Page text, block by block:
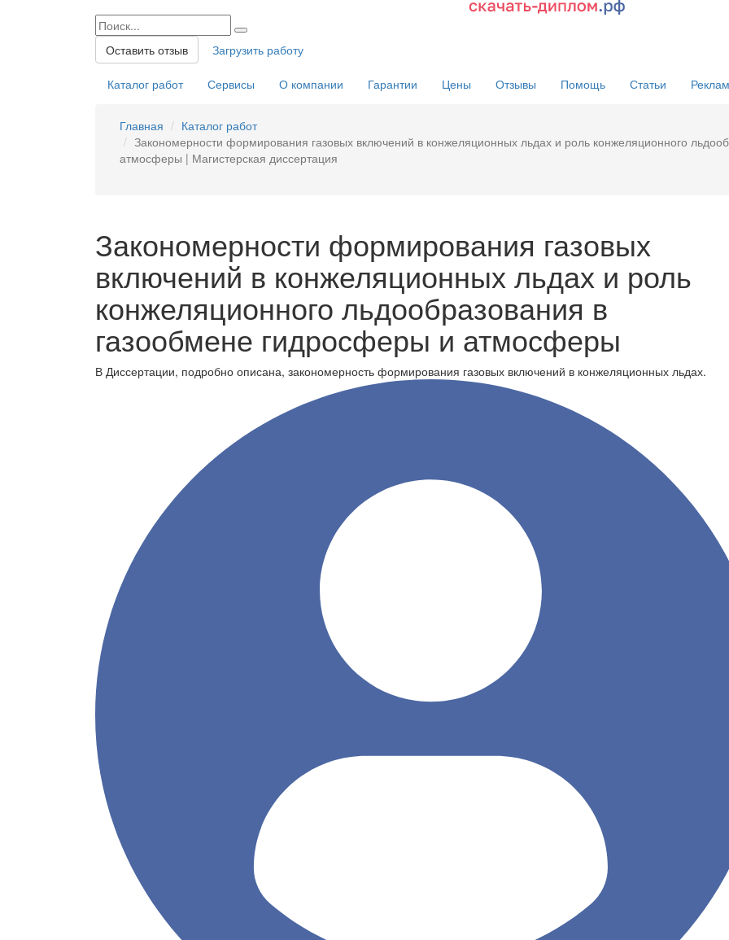
Оставить отзыв Загрузить работу
Каталог работ Сервисы О компании Гарантии Цены Отзывы Помощь Статьи
Главная
Каталог работ
Закономерности формирования газовых включений в конжеляционных льдах и роль конжеляционного
атмосферы | Магистерская диссертация
Закономерности формирования газовых
включений в конжеляционных льдах и роль
конжеляционного льдообразования в
газообмене гидросферы и атмосферы
В Диссертации, подробно описана, закономерность формирования газовых включений в конжеляционных льдах.